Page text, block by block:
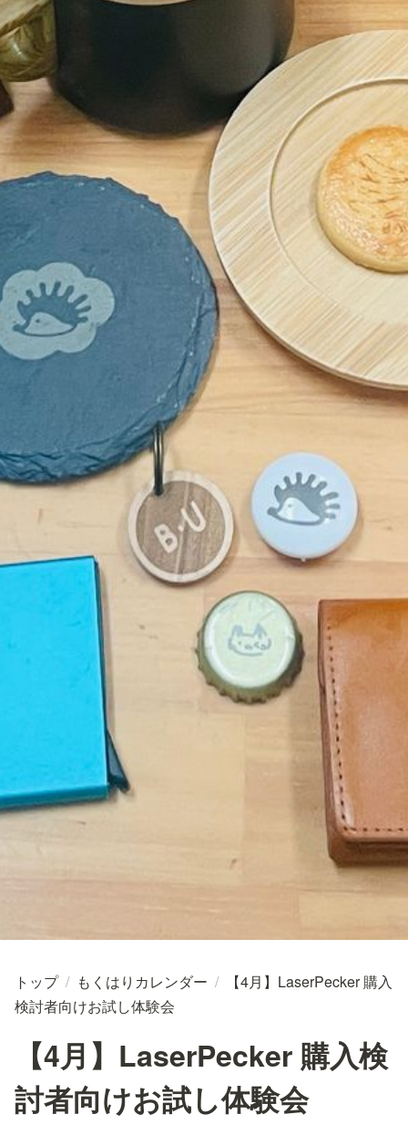
トップ / もくはりカレンダー /
【4月】LaserPecker 購入
検討者向けお試し体験会
【4月】LaserPecker 購入検
討者向けお試し体験会